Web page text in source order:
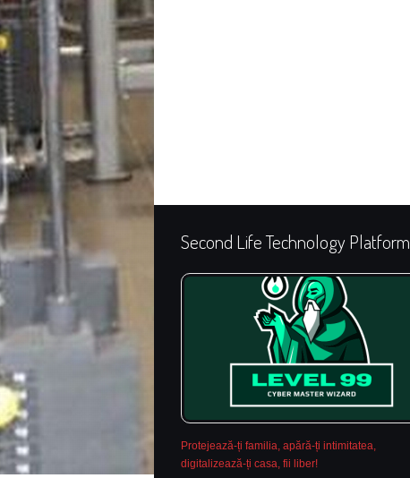
Second Life Technology Platform
Protejează-ți familia, apără-ți intimitatea,
digitalizează-ți casa, fii liber!